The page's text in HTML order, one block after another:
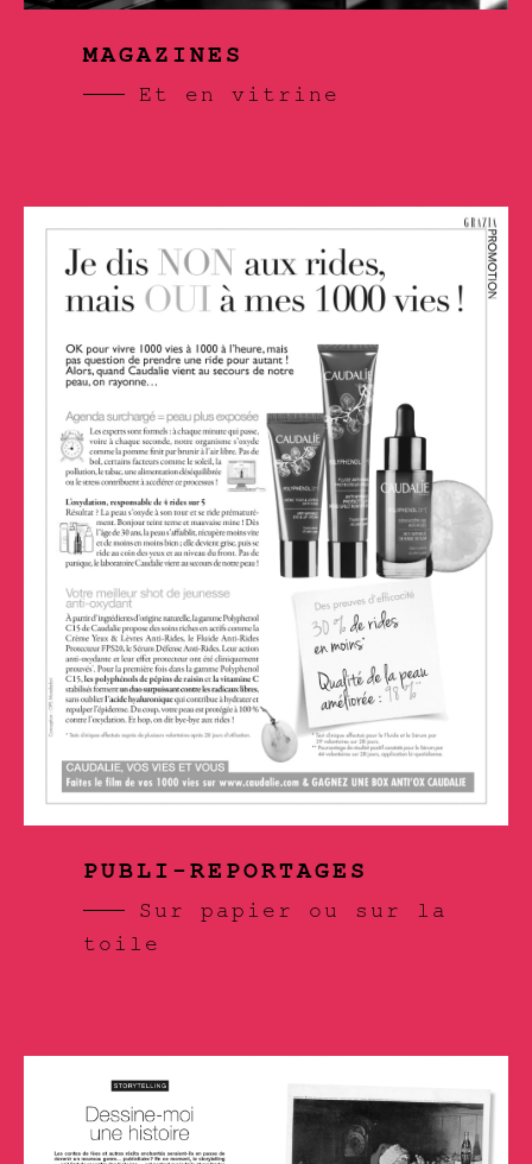
MAGAZINES
Et en vitrine
PUBLI-REPORTAGES
Sur papier ou sur la
toile